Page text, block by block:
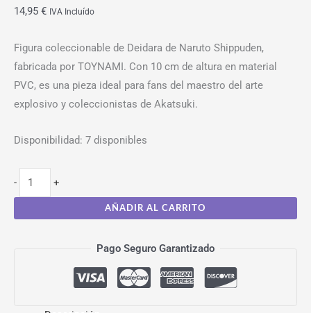
14,95 € IVA Incluído
Figura coleccionable de Deidara de Naruto Shippuden,
fabricada por TOYNAMI. Con 10 cm de altura en material
PVC, es una pieza ideal para fans del maestro del arte
explosivo y coleccionistas de Akatsuki.
Disponibilidad: 7 disponibles
- +
AÑADIR AL CARRITO
Pago Seguro Garantizado